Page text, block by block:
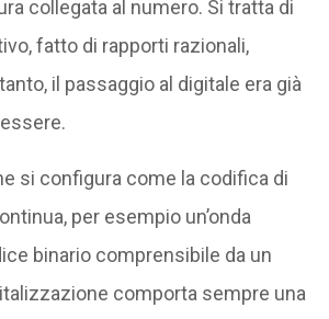
collegata al numero. Si tratta di
fatto di rapporti razionali,
il passaggio al digitale era già
si configura come la codifica di
per esempio un’onda
binario comprensibile da un
comporta sempre una